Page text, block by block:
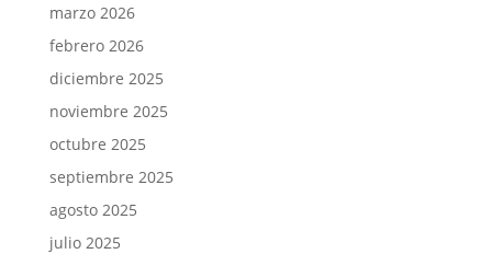
marzo 2026
febrero 2026
diciembre 2025
noviembre 2025
octubre 2025
septiembre 2025
agosto 2025
julio 2025